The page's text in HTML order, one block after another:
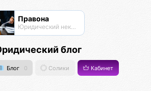
Правона
Юридический нексус
блог
Блог 0 Солики Кабинет